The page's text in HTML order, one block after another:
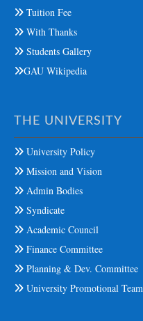
Tuition Fee
With Thanks
Students Gallery
GAU Wikipedia
THE UNIVERSITY
University Policy
Mission and Vision
Admin Bodies
Syndicate
Academic Council
Finance Committee
Planning & Dev. Committee
University Promotional Team